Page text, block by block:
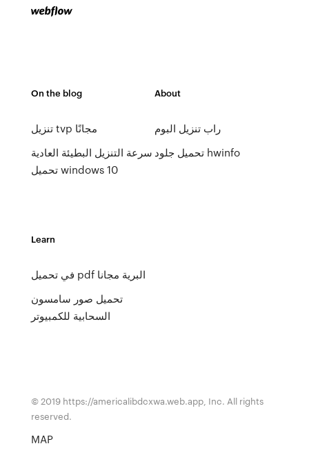
On the blog
تنزيل tvp مجانًا
سرعة التنزيل البطيئة العادية
تحميل windows 10
About
راب تنزيل البوم
تحميل جلود hwinfo
Learn
في تحميل pdf البرية مجانا
تحميل صور سامسون
السحابية للكمبيوتر
© 2019 https://americalibdcxwa.web.app, Inc. All rights
reserved.
MAP